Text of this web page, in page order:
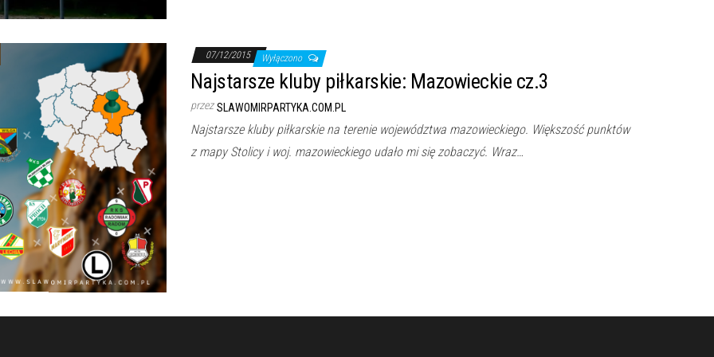
07/12/2015 Wyłączono
Najstarsze kluby piłkarskie: Mazowieckie cz.3
przez SLAWOMIRPARTYKA.COM.PL
Najstarsze kluby piłkarskie na terenie województwa mazowieckiego. Większość punktów
z mapy Stolicy i woj. mazowieckiego udało mi się zobaczyć. Wraz…